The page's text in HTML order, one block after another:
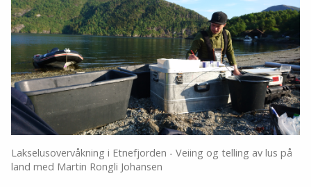
Lakselusovervåkning i Etnefjorden - Veiing og telling av lus på
land med Martin Rongli Johansen